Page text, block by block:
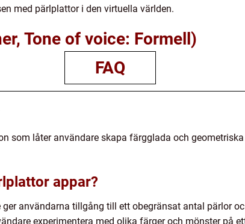
med pärlplattor i den virtuella världen.
Tone of voice: Formell)
FAQ
som låter användare skapa färgglada och
appar?
användarna tillgång till ett obegränsat antal pärlor
experimentera med olika färger och mönster på